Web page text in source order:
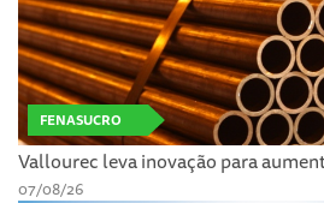
FENASUCRO
Vallourec leva inovação para
07/08/26